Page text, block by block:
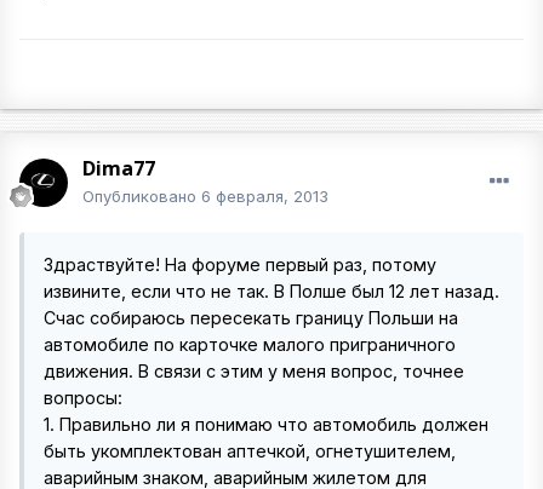
Dima77
Опубликовано 6 февраля, 2013
Здраствуйте! На форуме первый раз, потому
извините, если что не так. В Полше был 12 лет назад.
Счас собираюсь пересекать границу Польши на
автомобиле по карточке малого приграничного
движения. В связи с этим у меня вопрос, точнее
вопросы:
1. Правильно ли я понимаю что автомобиль должен
быть укомплектован аптечкой, огнетушителем,
аварийным знаком, аварийным жилетом для